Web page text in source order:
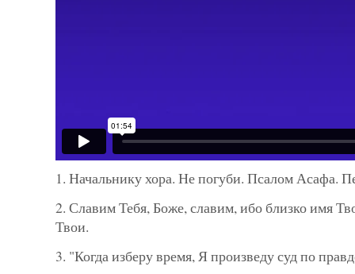
1. Начальнику хора. Не погуби. Псалом Асафа.
2. Славим Тебя, Боже, славим, ибо близко имя
Твои.
3. "Когда изберу время, Я произведу суд по